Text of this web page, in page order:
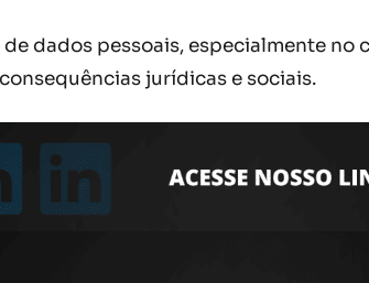
dados pessoais, especialmente
jurídicas e sociais.